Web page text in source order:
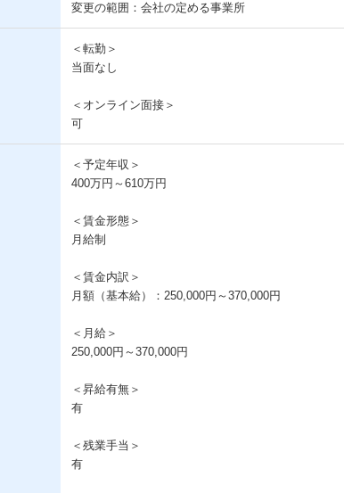
変更の範囲：会社の定める事業所
＜転勤＞
当面なし
＜オンライン面接＞
可
＜予定年収＞
400万円～610万円
＜賃金形態＞
月給制
＜賃金内訳＞
月額（基本給）：250,000円～370,000円
＜月給＞
250,000円～370,000円
＜昇給有無＞
有
＜残業手当＞
有